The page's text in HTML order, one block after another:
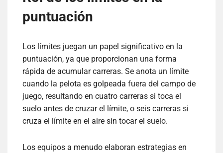
puntuación
Los límites juegan un papel significativo en la
puntuación, ya que proporcionan una forma
rápida de acumular carreras. Se anota un límite
cuando la pelota es golpeada fuera del campo de
juego, resultando en cuatro carreras si toca el
suelo antes de cruzar el límite, o seis carreras si
cruza el límite en el aire sin tocar el suelo.
Los equipos a menudo elaboran estrategias en